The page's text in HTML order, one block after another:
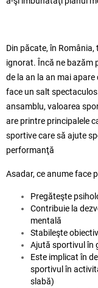
Din păcate, în
ignorat. Încă ne bazăm
de la an la an mai
face un salt
ansamblu, valoarea
are printre principalele
sportive care să ajute
performanţă
Asadar, ce anume face
Pregăteşte
Contribuie la
mentală
Stabileşte
Ajută sportivul în
Este implicat în
sportivul în
slabă)